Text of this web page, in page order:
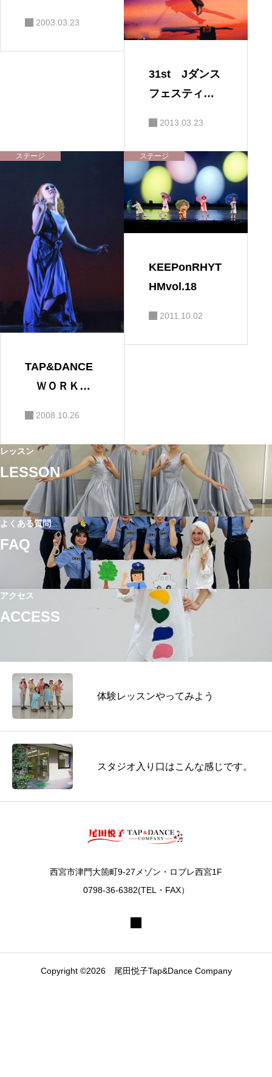
フェスティバ
2003.03.23
31st Jダンス
フェスティバ
2013.03.23
ステージ
TAP&DANCE
ＷＯＲＫＳ
ダンサー60周
年記念」
2008.10.26
ステージ
KEEPonRHYT
HMvol.18
2011.10.02
レッスン
LESSON
よくある質問
FAQ
アクセス
ACCESS
体験レッスンやってみよう
スタジオ入り口はこんな感じです。
西宮市津門大箇町9-27メゾン・ロブレ西宮1F
0798-36-6382(TEL・FAX）
Copyright ©2026 尾田悦子Tap&Dance Company